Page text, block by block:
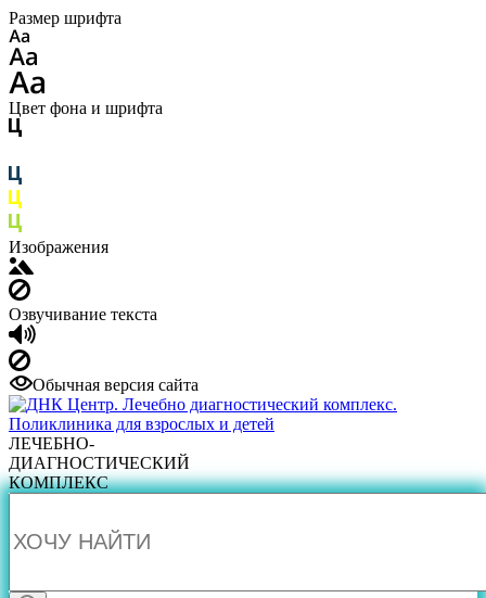
Размер шрифта
Цвет фона и шрифта
Изображения
Озвучивание текста
Обычная версия сайта
ЛЕЧЕБНО-
ДИАГНОСТИЧЕСКИЙ
КОМПЛЕКС